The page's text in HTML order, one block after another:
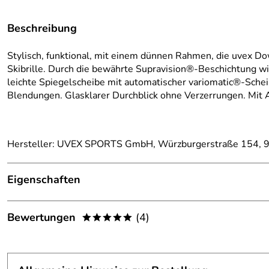
Beschreibung
Stylisch, funktional, mit einem dünnen Rahmen, die uvex
Skibrille. Durch die bewährte Supravision®-Beschichtung
leichte Spiegelscheibe mit automatischer variomatic®-
Blendungen. Glasklarer Durchblick ohne Verzerrungen. Mit
Hersteller: UVEX SPORTS GmbH, Würzburgerstraße 154,
Eigenschaften
Ausstattung
Belüftung:
ja
Brillenträgertauglich:
nein
Bewertungen ***** (4)